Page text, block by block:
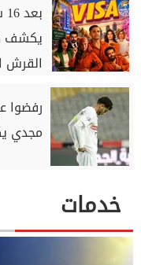
يكشف
القرش
رفضوا
مجدي
خدمات